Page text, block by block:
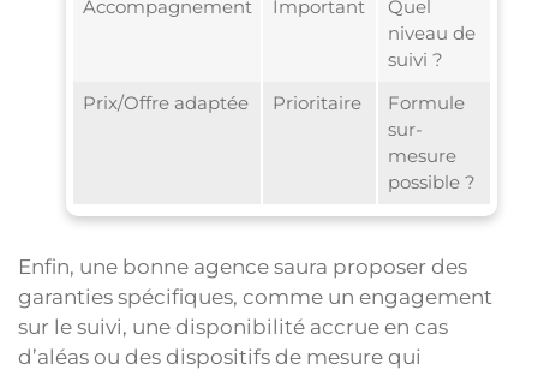
Accompagnement Important
Quel
niveau de
suivi ?
Prix/Offre adaptée
Prioritaire
Formule
sur-
mesure
possible ?
Enfin, une bonne agence saura proposer des
garanties spécifiques, comme un engagement
sur le suivi, une disponibilité accrue en cas
d’aléas ou des dispositifs de mesure qui